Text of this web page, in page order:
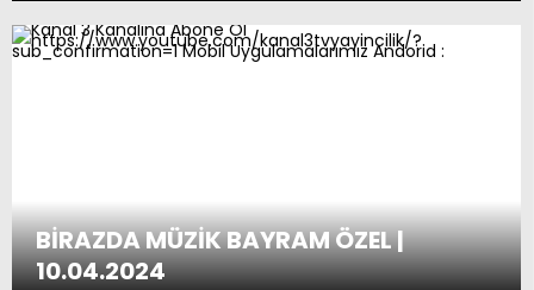
BİRAZDA MÜZİK BAYRAM ÖZEL |
10.04.2024